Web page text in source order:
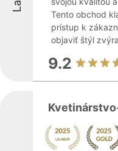
Tento obchod
prístup k
objaviť štýl
9.2